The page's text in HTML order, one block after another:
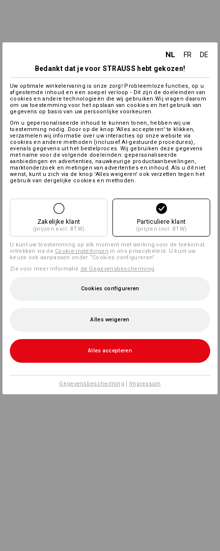
NL FR
DE
Bedankt dat je voor STRAUSS hebt gekozen!
Uw optimale winkelervaring is onze zorg! Probleemloze functies, op u
afgestemde inhoud en een soepel verloop - Dit zijn de doeleinden van
cookies en andere technologieën die wij gebruiken.Wij vragen daarom
om uw toestemming voor het opslaan van cookies en het gebruik van
gegevens op basis van uw persoonlijke voorkeuren.
Om u gepersonaliseerde inhoud te kunnen tonen, hebben wij uw
toestemming nodig. Door op de knop 'Alles accepteren' te klikken,
verzamelen wij informatie over uw interacties op onze website via
cookies en andere methoden (inclusief AI-gestuurde procedures),
evenals gegevens uit het bestelproces. Wij gebruiken deze gegevens
met name voor de volgende doeleinden: gepersonaliseerde
aanbiedingen en advertenties, nauwkeurige productaanbevelingen,
marktonderzoek en metingen van advertenties en inhoud. Als u dit niet
wenst, kunt u zich via de knop 'Alles weigeren' ook verzetten tegen het
gebruik van dergelijke cookies en methoden.
Zakelijke klant
(prijzen excl. BTW)
Particuliere klant
(prijzen incl. BTW)
U kunt uw toestemming op elk moment met werking voor de toekomst
intrekken via de Cookie-instellingen in ons privacybeleid. U kunt uw
keuze ook aanpassen onder “Cookies configureren”.
Zie voor meer informatie de Gegevensbescherming
Cookies configureren
Alles weigeren
Alles accepteren
Gegevensbescherming | Impressum